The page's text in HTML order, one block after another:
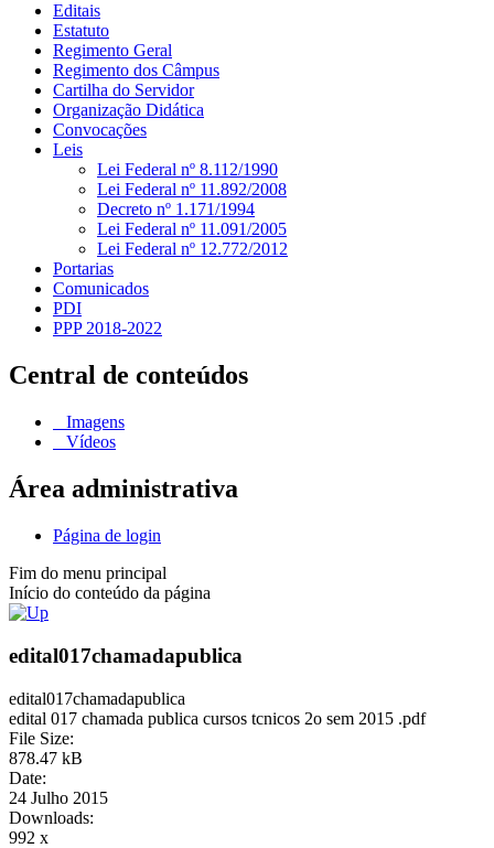
Editais
Estatuto
Regimento Geral
Regimento dos Câmpus
Cartilha do Servidor
Organização Didática
Convocações
Leis
Lei Federal nº 8.112/1990
Lei Federal nº 11.892/2008
Decreto nº 1.171/1994
Lei Federal nº 11.091/2005
Lei Federal nº 12.772/2012
Portarias
Comunicados
PDI
PPP 2018-2022
Central de conteúdos
Imagens
Vídeos
Área administrativa
Página de login
Fim do menu principal
Início do conteúdo da página
edital017chamadapublica
edital017chamadapublica
edital 017 chamada publica cursos tcnicos 2o sem 2015 .pdf
File Size:
878.47 kB
Date:
24 Julho 2015
Downloads:
992 x